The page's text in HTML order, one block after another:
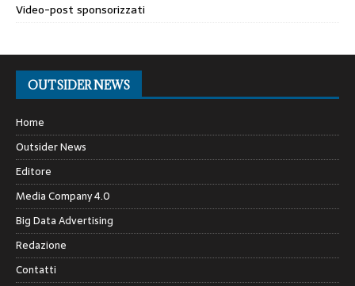
Video-post sponsorizzati
OUTSIDER NEWS
Home
Outsider News
Editore
Media Company 4.0
Big Data Advertising
Redazione
Contatti